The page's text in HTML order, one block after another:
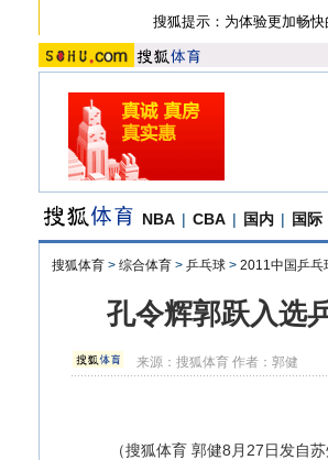
搜狐提示：为体验更加畅
NBA | CBA | 国内 | 国际
搜狐体育 > 综合体育 > 乒乓球 > 2011中国乒乓
孔令辉郭跃入选
来源：搜狐体育 作者：郭健
（搜狐体育 郭健8月27日发自苏